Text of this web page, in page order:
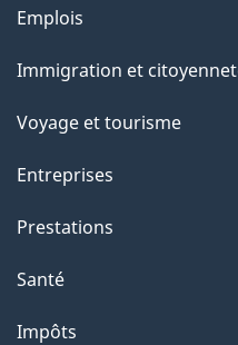
Thèmes
sujets
Emplois
Immigration et
Voyage et tourisme
Entreprises
Prestations
Santé
Impôts